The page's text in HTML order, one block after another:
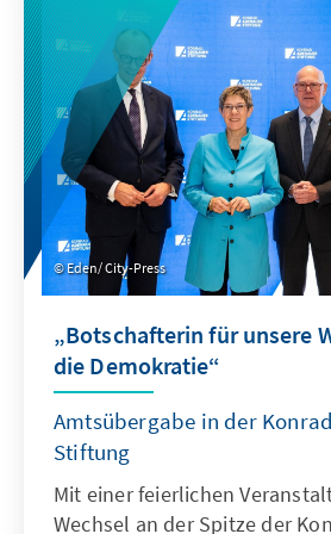
320 Gästen einer
Dimension, die lange
kognitiven Ebene moderner
Eden/ City-Press
„Botschafterin für unsere
die Demokratie“
Amtsübergabe in der
Stiftung
Mit einer feierlichen
Wechsel an der Spitze der